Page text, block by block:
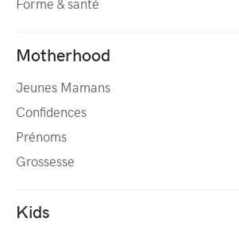
Motherhood
Jeunes Mamans
Confidences
Prénoms
Grossesse
Kids